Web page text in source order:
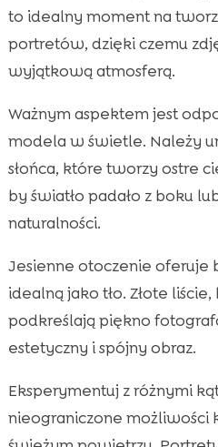
to idealny moment na
portretów, dzięki czemu
wyjątkową atmosferą.
Ważnym aspektem jest
modela w świetle. Należy
słońca, które tworzy ostre
by światło padało z boku
naturalności.
Jesienne otoczenie oferuje
idealną jako tło. Złote
podkreślają piękno
estetyczny i spójny obraz.
Eksperymentuj z różnymi
nieograniczone możliwości